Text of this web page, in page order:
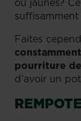
suffisamment
Faites
pourriture
d’avoir un